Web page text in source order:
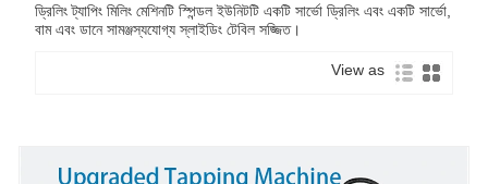
ড্রিলিং ট্যাপিং মিলিং মেশিনটি স্পিন্ডল ইউনিটটি একটি সার্ভো ড্রিলিং এবং একটি সার্ভো,
বাম এবং ডানে সামঞ্জস্যযোগ্য স্লাইডিং টেবিল সজ্জিত।
View as